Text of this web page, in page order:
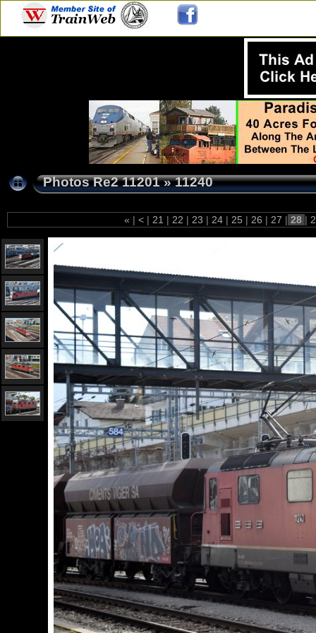
Photos Re2 11201»11240
« | < | 21 | 22 | 23 | 24 | 25 | 26 | 27 | 28 |